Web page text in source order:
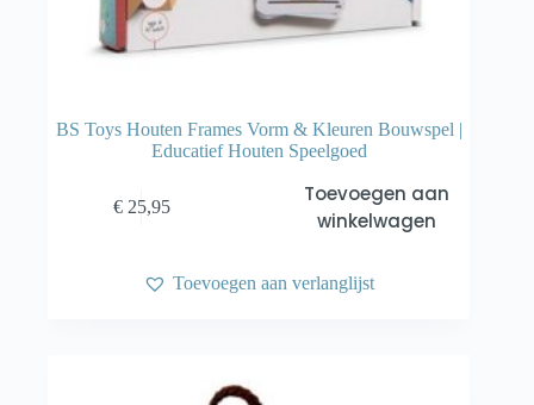
BS Toys Houten Frames Vorm & Kleuren Bouwspel |
Educatief Houten Speelgoed
€25,95
Toevoegen aan
winkelwagen
Toevoegen aan verlanglijst